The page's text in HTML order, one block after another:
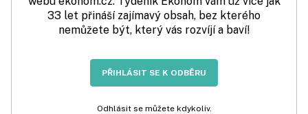
33 let přináší zajímavý obsah, bez kterého
nemůžete být, který vás rozvíjí a baví!
PŘIHLÁSIT SE K ODBĚRU
Odhlásit se můžete kdykoliv.